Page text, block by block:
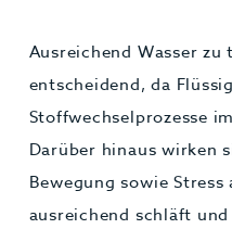
Ausreichend Wasser
entscheidend, da
Stoffwechselprozesse
Darüber hinaus wirken
Bewegung sowie
ausreichend schläft